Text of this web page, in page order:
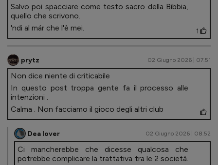
Salvo poi spacciare come testo sacro della Bibbia,
quello che scrivono.
'ndi al már che l'è mei.
1
prytz 02 Giugno 2026 | 07.51
Non dice niente di criticabile
In questo post troppa gente fa il processo alle
intenzioni .
Calma . Non facciamo il gioco degli altri club
Dea lover 02 Giugno 2026 | 08.52
Ci mancherebbe che dicesse qualcosa che
potrebbe complicare la trattativa tra le 2 società.